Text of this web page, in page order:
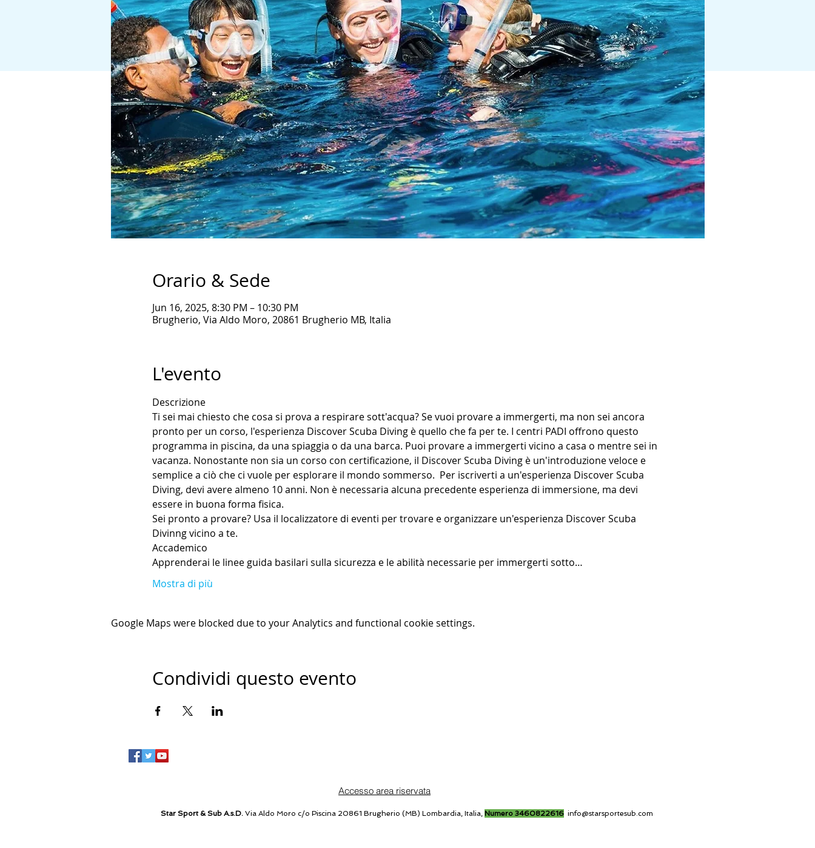
Orario & Sede
Jun 16, 2025, 8:30 PM – 10:30 PM
Brugherio, Via Aldo Moro, 20861 Brugherio MB, Italia
L'evento
Descrizione
Ti sei mai chiesto che cosa si prova a respirare sott'acqua? Se vuoi provare a immergerti, ma non sei ancora
pronto per un corso, l'esperienza Discover Scuba Diving è quello che fa per te. I centri PADI offrono questo
programma in piscina, da una spiaggia o da una barca. Puoi provare a immergerti vicino a casa o mentre sei in
vacanza. Nonostante non sia un corso con certificazione, il Discover Scuba Diving è un'introduzione veloce e
semplice a ciò che ci vuole per esplorare il mondo sommerso.  Per iscriverti a un'esperienza Discover Scuba
Diving, devi avere almeno 10 anni. Non è necessaria alcuna precedente esperienza di immersione, ma devi
essere in buona forma fisica.
Sei pronto a provare? Usa il localizzatore di eventi per trovare e organizzare un'esperienza Discover Scuba
Divinng vicino a te.
Accademico
Apprenderai le linee guida basilari sulla sicurezza e le abilità necessarie per immergerti sotto…
Mostra di più
Google Maps were blocked due to your Analytics and functional cookie settings.
Condividi questo evento
Accesso area riservata
Star Sport & Sub A.s.D. Via Aldo Moro c/o Piscina 20861 Brugherio (MB) Lombardia, Italia, Numero 3460822616 info@starsportesub.com